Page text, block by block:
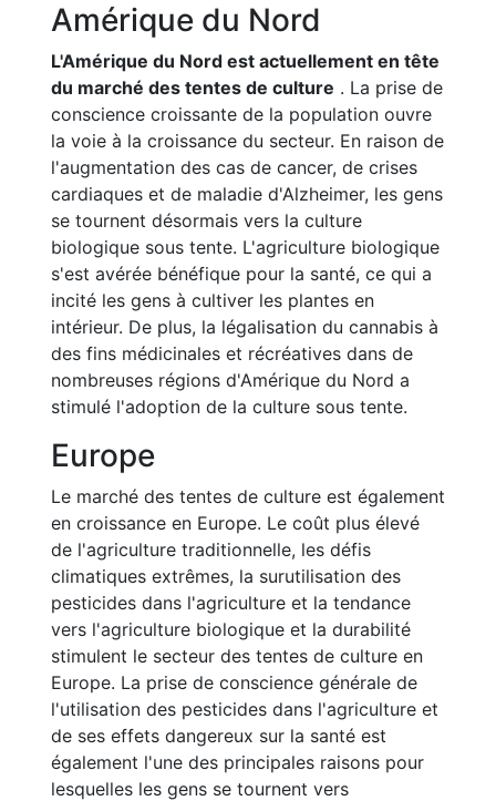
Amérique du Nord
L'Amérique du Nord est actuellement en tête
du marché des tentes de culture . La prise de
conscience croissante de la population ouvre
la voie à la croissance du secteur. En raison de
l'augmentation des cas de cancer, de crises
cardiaques et de maladie d'Alzheimer, les gens
se tournent désormais vers la culture
biologique sous tente. L'agriculture biologique
s'est avérée bénéfique pour la santé, ce qui a
incité les gens à cultiver les plantes en
intérieur. De plus, la légalisation du cannabis à
des fins médicinales et récréatives dans de
nombreuses régions d'Amérique du Nord a
stimulé l'adoption de la culture sous tente.
Europe
Le marché des tentes de culture est également
en croissance en Europe. Le coût plus élevé
de l'agriculture traditionnelle, les défis
climatiques extrêmes, la surutilisation des
pesticides dans l'agriculture et la tendance
vers l'agriculture biologique et la durabilité
stimulent le secteur des tentes de culture en
Europe. La prise de conscience générale de
l'utilisation des pesticides dans l'agriculture et
de ses effets dangereux sur la santé est
également l'une des principales raisons pour
lesquelles les gens se tournent vers